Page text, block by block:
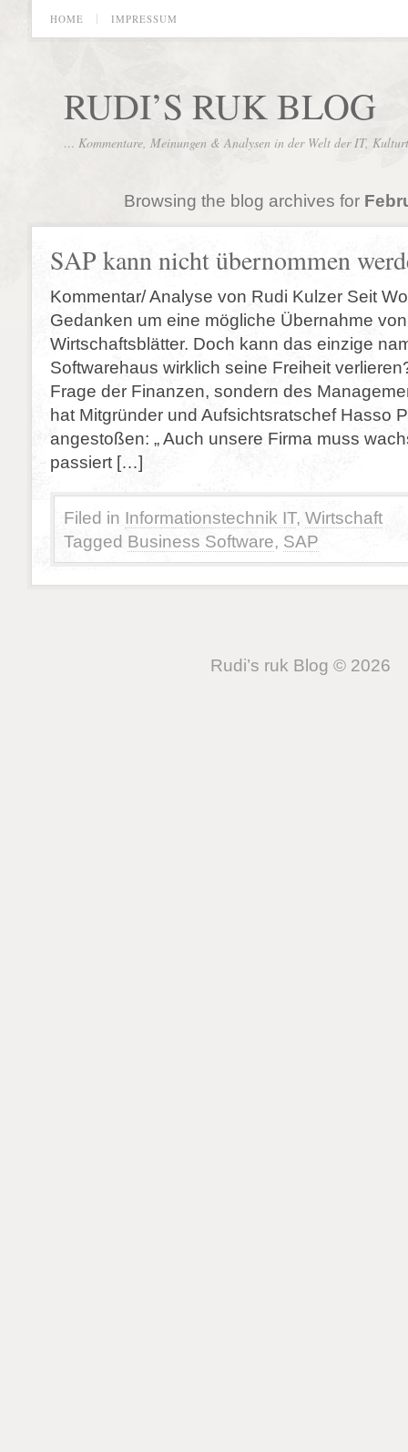
HOME IMPRESSUM
RUDI’S RUK BLOG
… Kommentare, Meinungen & Analysen in der Welt der IT,
Browsing the blog archives for
SAP kann nicht übernommen
Kommentar/ Analyse von Rudi Kulzer Seit
Gedanken um eine mögliche Übernahme
Wirtschaftsblätter. Doch kann das einzige
Softwarehaus wirklich seine Freiheit
Frage der Finanzen, sondern des
hat Mitgründer und Aufsichtsratschef Hasso
angestoßen: „ Auch unsere Firma muss
passiert […]
Filed in Informationstechnik IT, Wirtschaft
Tagged Business Software, SAP
Rudi’s ruk Blog © 2026